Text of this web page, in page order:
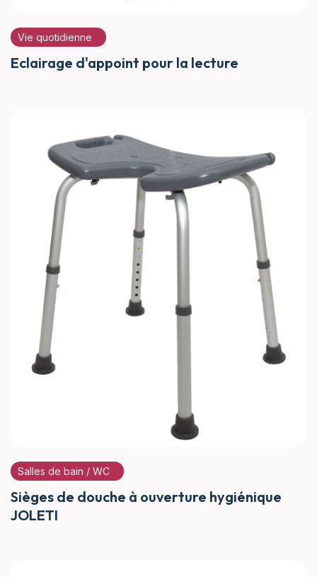
Vie quotidienne
Eclairage d'appoint pour la lecture
Salles de bain / WC
Sièges de douche à ouverture hygiénique
JOLETI